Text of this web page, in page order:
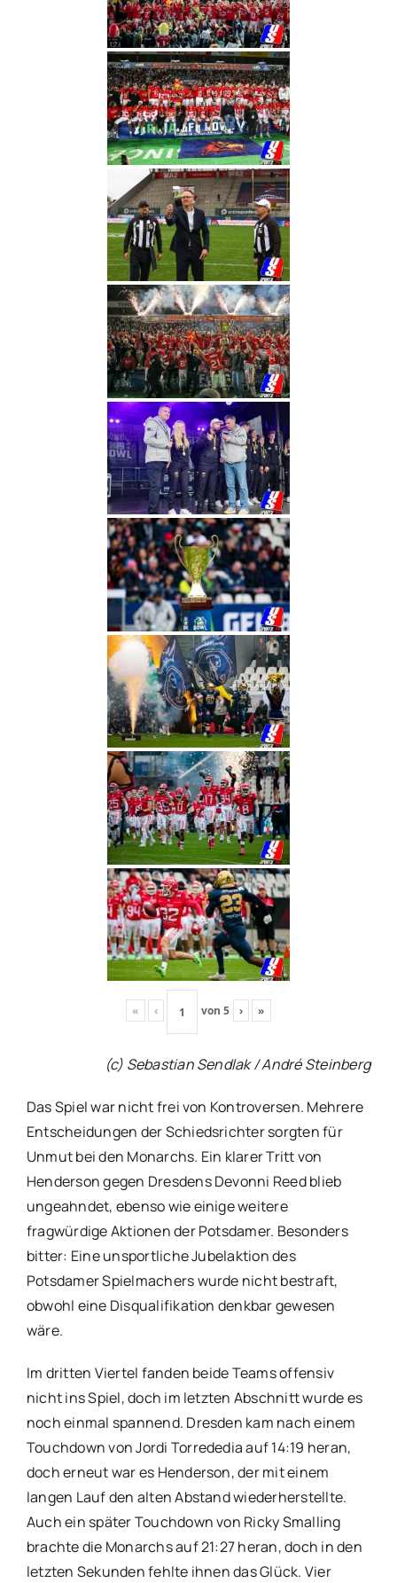
« ‹ von5 › »
(c) Sebastian Sendlak / André Steinberg
Das Spiel war nicht frei von Kontroversen. Mehrere
Entscheidungen der Schiedsrichter sorgten für
Unmut bei den Monarchs. Ein klarer Tritt von
Henderson gegen Dresdens Devonni Reed blieb
ungeahndet, ebenso wie einige weitere
fragwürdige Aktionen der Potsdamer. Besonders
bitter: Eine unsportliche Jubelaktion des
Potsdamer Spielmachers wurde nicht bestraft,
obwohl eine Disqualifikation denkbar gewesen
wäre.
Im dritten Viertel fanden beide Teams offensiv
nicht ins Spiel, doch im letzten Abschnitt wurde es
noch einmal spannend. Dresden kam nach einem
Touchdown von Jordi Torrededia auf 14:19 heran,
doch erneut war es Henderson, der mit einem
langen Lauf den alten Abstand wiederherstellte.
Auch ein später Touchdown von Ricky Smalling
brachte die Monarchs auf 21:27 heran, doch in den
letzten Sekunden fehlte ihnen das Glück. Vier